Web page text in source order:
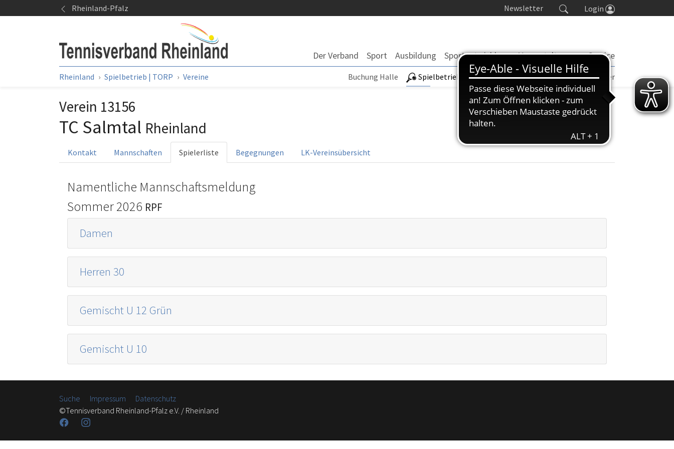
Springe zum SeiteninhaltRheinland-Pfalz Newsletter Login
Der Verband Sport Ausbildung Sportentwicklung Veranstaltungen Service
Buchung Halle Spielbetrieb | TORP Turniere Seminarkalender
Sie sind hier:
Rheinland Spielbetrieb | TORP Vereine
Verein 13156
TC Salmtal Rheinland
Kontakt Mannschaften Spielerliste Begegnungen LK-Vereinsübersicht
Namentliche Mannschaftsmeldung
Sommer 2026 RPF
Damen
Herren 30
Gemischt U 12 Grün
Gemischt U 10
Suche Impressum
Datenschutz
©Tennisverband Rheinland-Pfalz e.V. / Rheinland
FacebookInstagram